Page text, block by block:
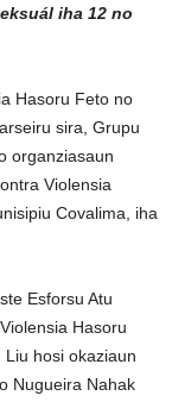
iha 12 no
Hasoru Feto no
sira, Grupu
organziasaun
Violensia
Covalima, iha
Esforsu Atu
Hasoru
Liu hosi okaziaun
Nugueira Nahak